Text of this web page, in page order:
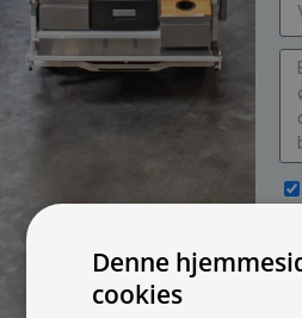
Denne
cookies